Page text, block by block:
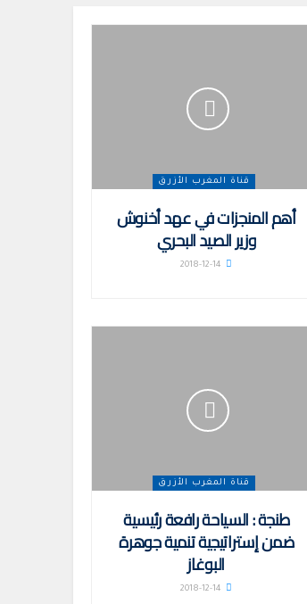
قناة المغرب الأزرق
أهم المنجزات في عهد أخنوش
وزير الصيد البحري
قناة المغرب الأزرق
طنجة : السياحة رافعة رئيسية
ضمن إستراتيجية تنمية جوهرة
البوغاز